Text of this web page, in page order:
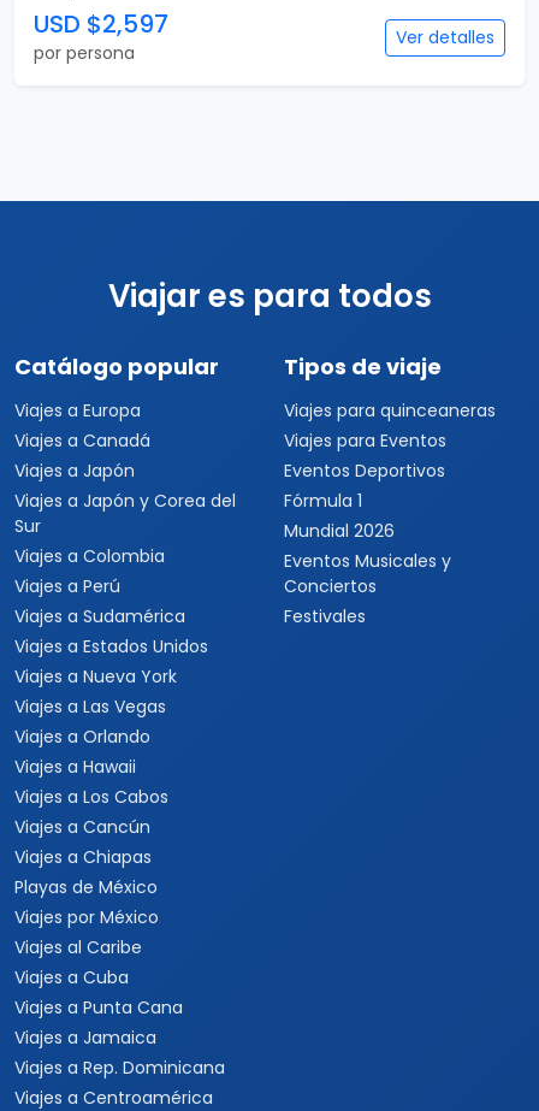
USD $2,597
por persona
Ver detalles
Viajar es para todos
Catálogo popular
Viajes a Europa
Viajes a Canadá
Viajes a Japón
Viajes a Japón y Corea del
Sur
Viajes a Colombia
Viajes a Perú
Viajes a Sudamérica
Viajes a Estados Unidos
Viajes a Nueva York
Viajes a Las Vegas
Viajes a Orlando
Viajes a Hawaii
Viajes a Los Cabos
Viajes a Cancún
Viajes a Chiapas
Playas de México
Viajes por México
Viajes al Caribe
Viajes a Cuba
Viajes a Punta Cana
Viajes a Jamaica
Viajes a Rep. Dominicana
Viajes a Centroamérica
Tipos de viaje
Viajes para quinceaneras
Viajes para Eventos
Eventos Deportivos
Fórmula 1
Mundial 2026
Eventos Musicales y
Conciertos
Festivales